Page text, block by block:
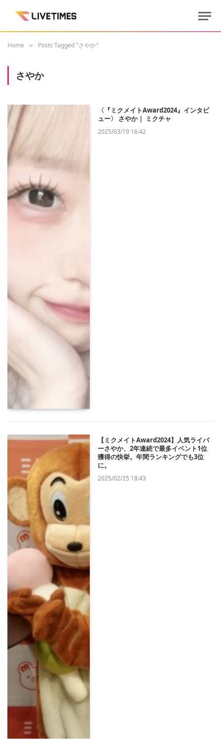
Home » Posts Tagged "さやか"
さやか
〈『ミクメイトAward2024』インタビ
ュー〉 さやか｜ ミクチャ
2025/03/19 16:42
【ミクメイトAward2024】人気ライバ
ーさやか、2年連続で最多イベント1位
獲得の快挙。年間ランキングでも3位
に。
2025/02/25 18:43